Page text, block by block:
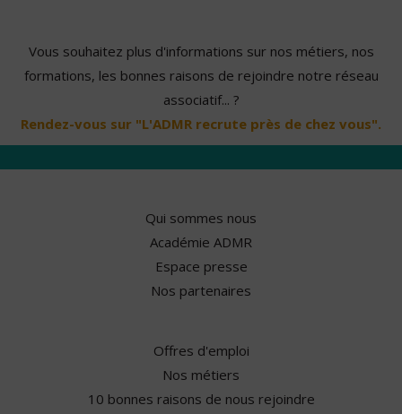
Vous souhaitez plus d'informations sur nos métiers, nos
formations, les bonnes raisons de rejoindre notre réseau
associatif... ?
Rendez-vous sur "L'ADMR recrute près de chez vous".
Qui sommes nous
Académie ADMR
Espace presse
Nos partenaires
Offres d'emploi
Nos métiers
10 bonnes raisons de nous rejoindre